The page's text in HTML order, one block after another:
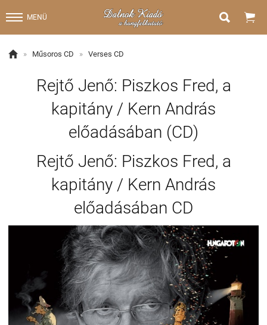
MENÜ  
 » Műsoros CD » Verses CD
Rejtő Jenő: Piszkos Fred, a
kapitány / Kern András
előadásában (CD)
Rejtő Jenő: Piszkos Fred, a
kapitány / Kern András
előadásában CD